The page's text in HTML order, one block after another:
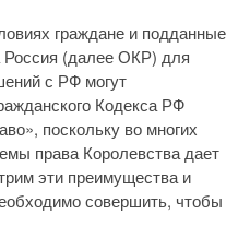
граждане и подданные
Россия (далее ОКР) для
с РФ могут
Кодекса РФ
поскольку во многих
права Королевства дает
эти преимущества и
совершить, чтобы